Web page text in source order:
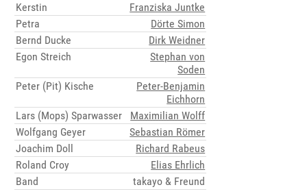
Kerstin
Franziska Juntke
Petra
Dörte Simon
Bernd Ducke
Dirk Weidner
Egon Streich
Stephan von
Soden
Peter (Pit) Kische
Peter-Benjamin
Eichhorn
Lars (Mops) Sparwasser
Maximilian Wolff
Wolfgang Geyer
Sebastian Römer
Joachim Doll
Richard Rabeus
Roland Croy
Elias Ehrlich
Band
takayo & Freund